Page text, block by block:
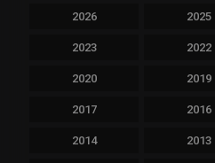
2026 2025
2023 2022
2020 2019
2017 2016
2014 2013